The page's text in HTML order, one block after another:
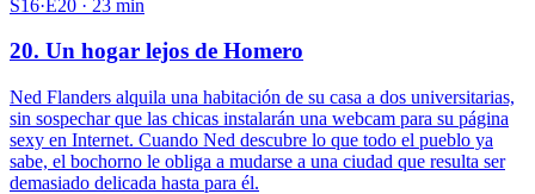
S16·E20 · 23 min
20. Un hogar lejos de Homero
Ned Flanders alquila una habitación de su casa a dos universitarias,
sin sospechar que las chicas instalarán una webcam para su página
sexy en Internet. Cuando Ned descubre lo que todo el pueblo ya
sabe, el bochorno le obliga a mudarse a una ciudad que resulta ser
demasiado delicada hasta para él.